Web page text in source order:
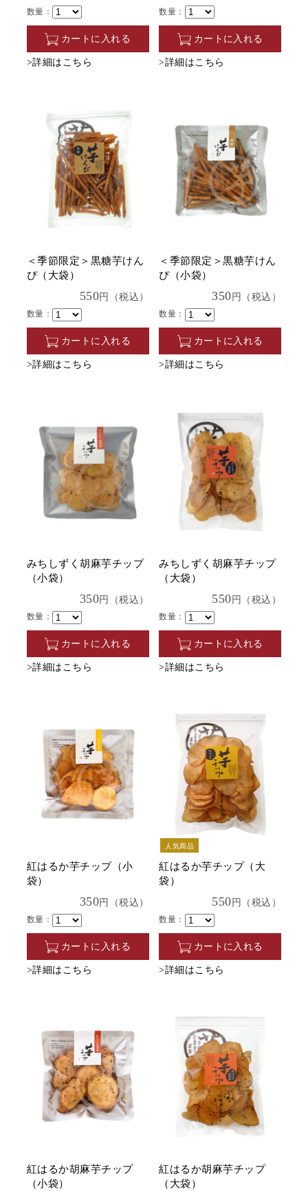
数量：
カートに入れる
>詳細はこちら
数量：
カートに入れる
>詳細はこちら
＜季節限定＞黒糖芋けん
ぴ（大袋）
550円（税込）
数量：
カートに入れる
>詳細はこちら
＜季節限定＞黒糖芋けん
ぴ（小袋）
350 円（税込）
数量：
カートに入れる
>詳細はこちら
みちしずく胡麻芋チップ
（小袋）
350円（税込）
数量：
カートに入れる
>詳細はこちら
みちしずく胡麻芋チップ
（大袋）
550 円（税込）
数量：
カートに入れる
>詳細はこちら
紅はるか芋チップ（小
袋）
350円（税込）
数量：
カートに入れる
>詳細はこちら
人気商品
紅はるか芋チップ（大
袋）
550 円（税込）
数量：
カートに入れる
>詳細はこちら
紅はるか胡麻芋チップ
（小袋）
紅はるか胡麻芋チップ
（大袋）